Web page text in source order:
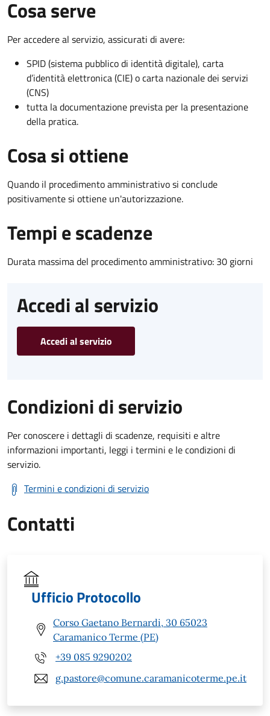
Cosa serve
Per accedere al servizio, assicurati di avere:
SPID (sistema pubblico di identità digitale), carta
d’identità elettronica (CIE) o carta nazionale dei servizi
(CNS)
tutta la documentazione prevista per la presentazione
della pratica.
Cosa si ottiene
Quando il procedimento amministrativo si conclude
positivamente si ottiene un'autorizzazione.
Tempi e scadenze
Durata massima del procedimento amministrativo: 30 giorni
Accedi al servizio
Accedi al servizio
Condizioni di servizio
Per conoscere i dettagli di scadenze, requisiti e altre
informazioni importanti, leggi i termini e le condizioni di
servizio.
Termini e condizioni di servizio
Contatti
Ufficio Protocollo
Corso Gaetano Bernardi, 30 65023
Caramanico Terme (PE)
+39 085 9290202
g.pastore@comune.caramanicoterme.pe.it